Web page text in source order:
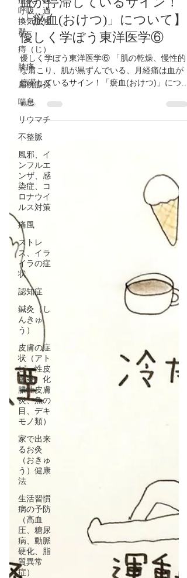
呼吸、過
換気症候
群
痔（じ）
膝痛
扁桃腺炎
喘息
リウマチ
不整脈
風邪、イ
ンフルエ
ンザ、感
染症、コ
ロナウイ
ルス対策
痛風
ストレ
ス、イラ
イラの症
状
認知症
鍼灸（し
んきゅ
う）
皮膚の症
状（アト
ピー性皮
膚炎、化
膿性皮膚
炎、魚の
目、デキ
モノ類）
家で出来
るお灸
（おきゅ
う）健康
法
生活習慣
病の予防
（高血
圧、糖尿
病、動脈
硬化、脂
質異常
症）
り、肌の黒ずみ、月経痛は
血が停滞しているサイン！
「瘀血(おけつ)」について】
優しく学ぼう東洋医学⑥
優しく学ぼう東洋医学⑥ 「肌の乾燥、慢性的
な肩こり、肌が黒ずんでいる、月経痛は血が
停滞しているサイン！「瘀血(おけつ)」につい
て」 「血」が停滞している状態を「瘀血(おけ
養を送る ・ホンモンバランスの調節 ・体を温
める...